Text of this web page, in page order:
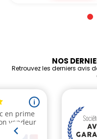
NOS
Retrouvez les derniers avis